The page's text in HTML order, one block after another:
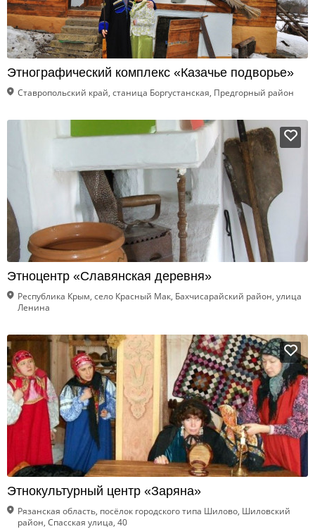
Этнографический комплекс «Казачье подворье»
Ставропольский край, станица Боргустанская, Предгорный район
Этноцентр «Славянская деревня»
Республика Крым, село Красный Мак, Бахчисарайский район, улица
Ленина
Этнокультурный центр «Заряна»
Рязанская область, посёлок городского типа Шилово, Шиловский
район, Спасская улица, 40